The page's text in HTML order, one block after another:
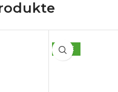
€329,00.
SALE